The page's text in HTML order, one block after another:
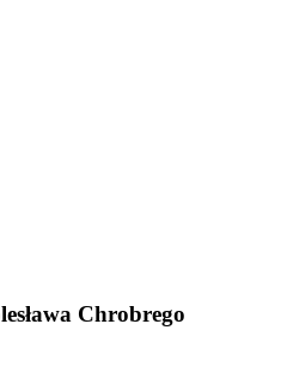
Chrobrego